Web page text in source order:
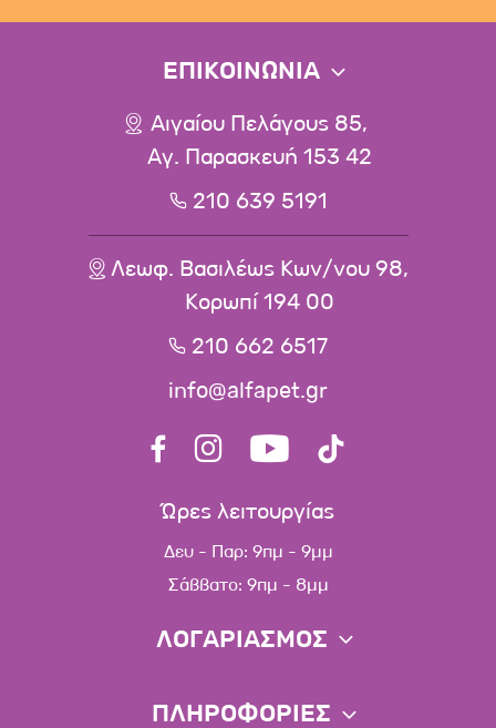
ΕΠΙΚΟΙΝΩΝΙΑ
Αιγαίου Πελάγους 85,
Αγ. Παρασκευή 153 42
210 639 5191
Λεωφ. Βασιλέως Κων/νου 98,
Κορωπί 194 00
210 662 6517
info@alfapet.gr
Ώρες λειτουργίας
Δευ - Παρ: 9πμ - 9μμ
Σάββατο: 9πμ - 8μμ
ΛΟΓΑΡΙΑΣΜΟΣ
ΠΛΗΡΟΦΟΡΙΕΣ